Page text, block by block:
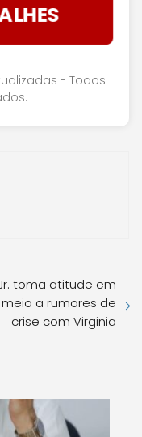
- Todos
toma atitude em
meio a rumores de
crise com Virginia